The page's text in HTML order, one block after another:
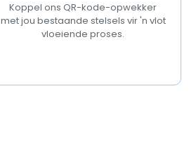
Koppel ons QR-kode-opwekker
met jou bestaande stelsels vir 'n vlot
vloeiende proses.